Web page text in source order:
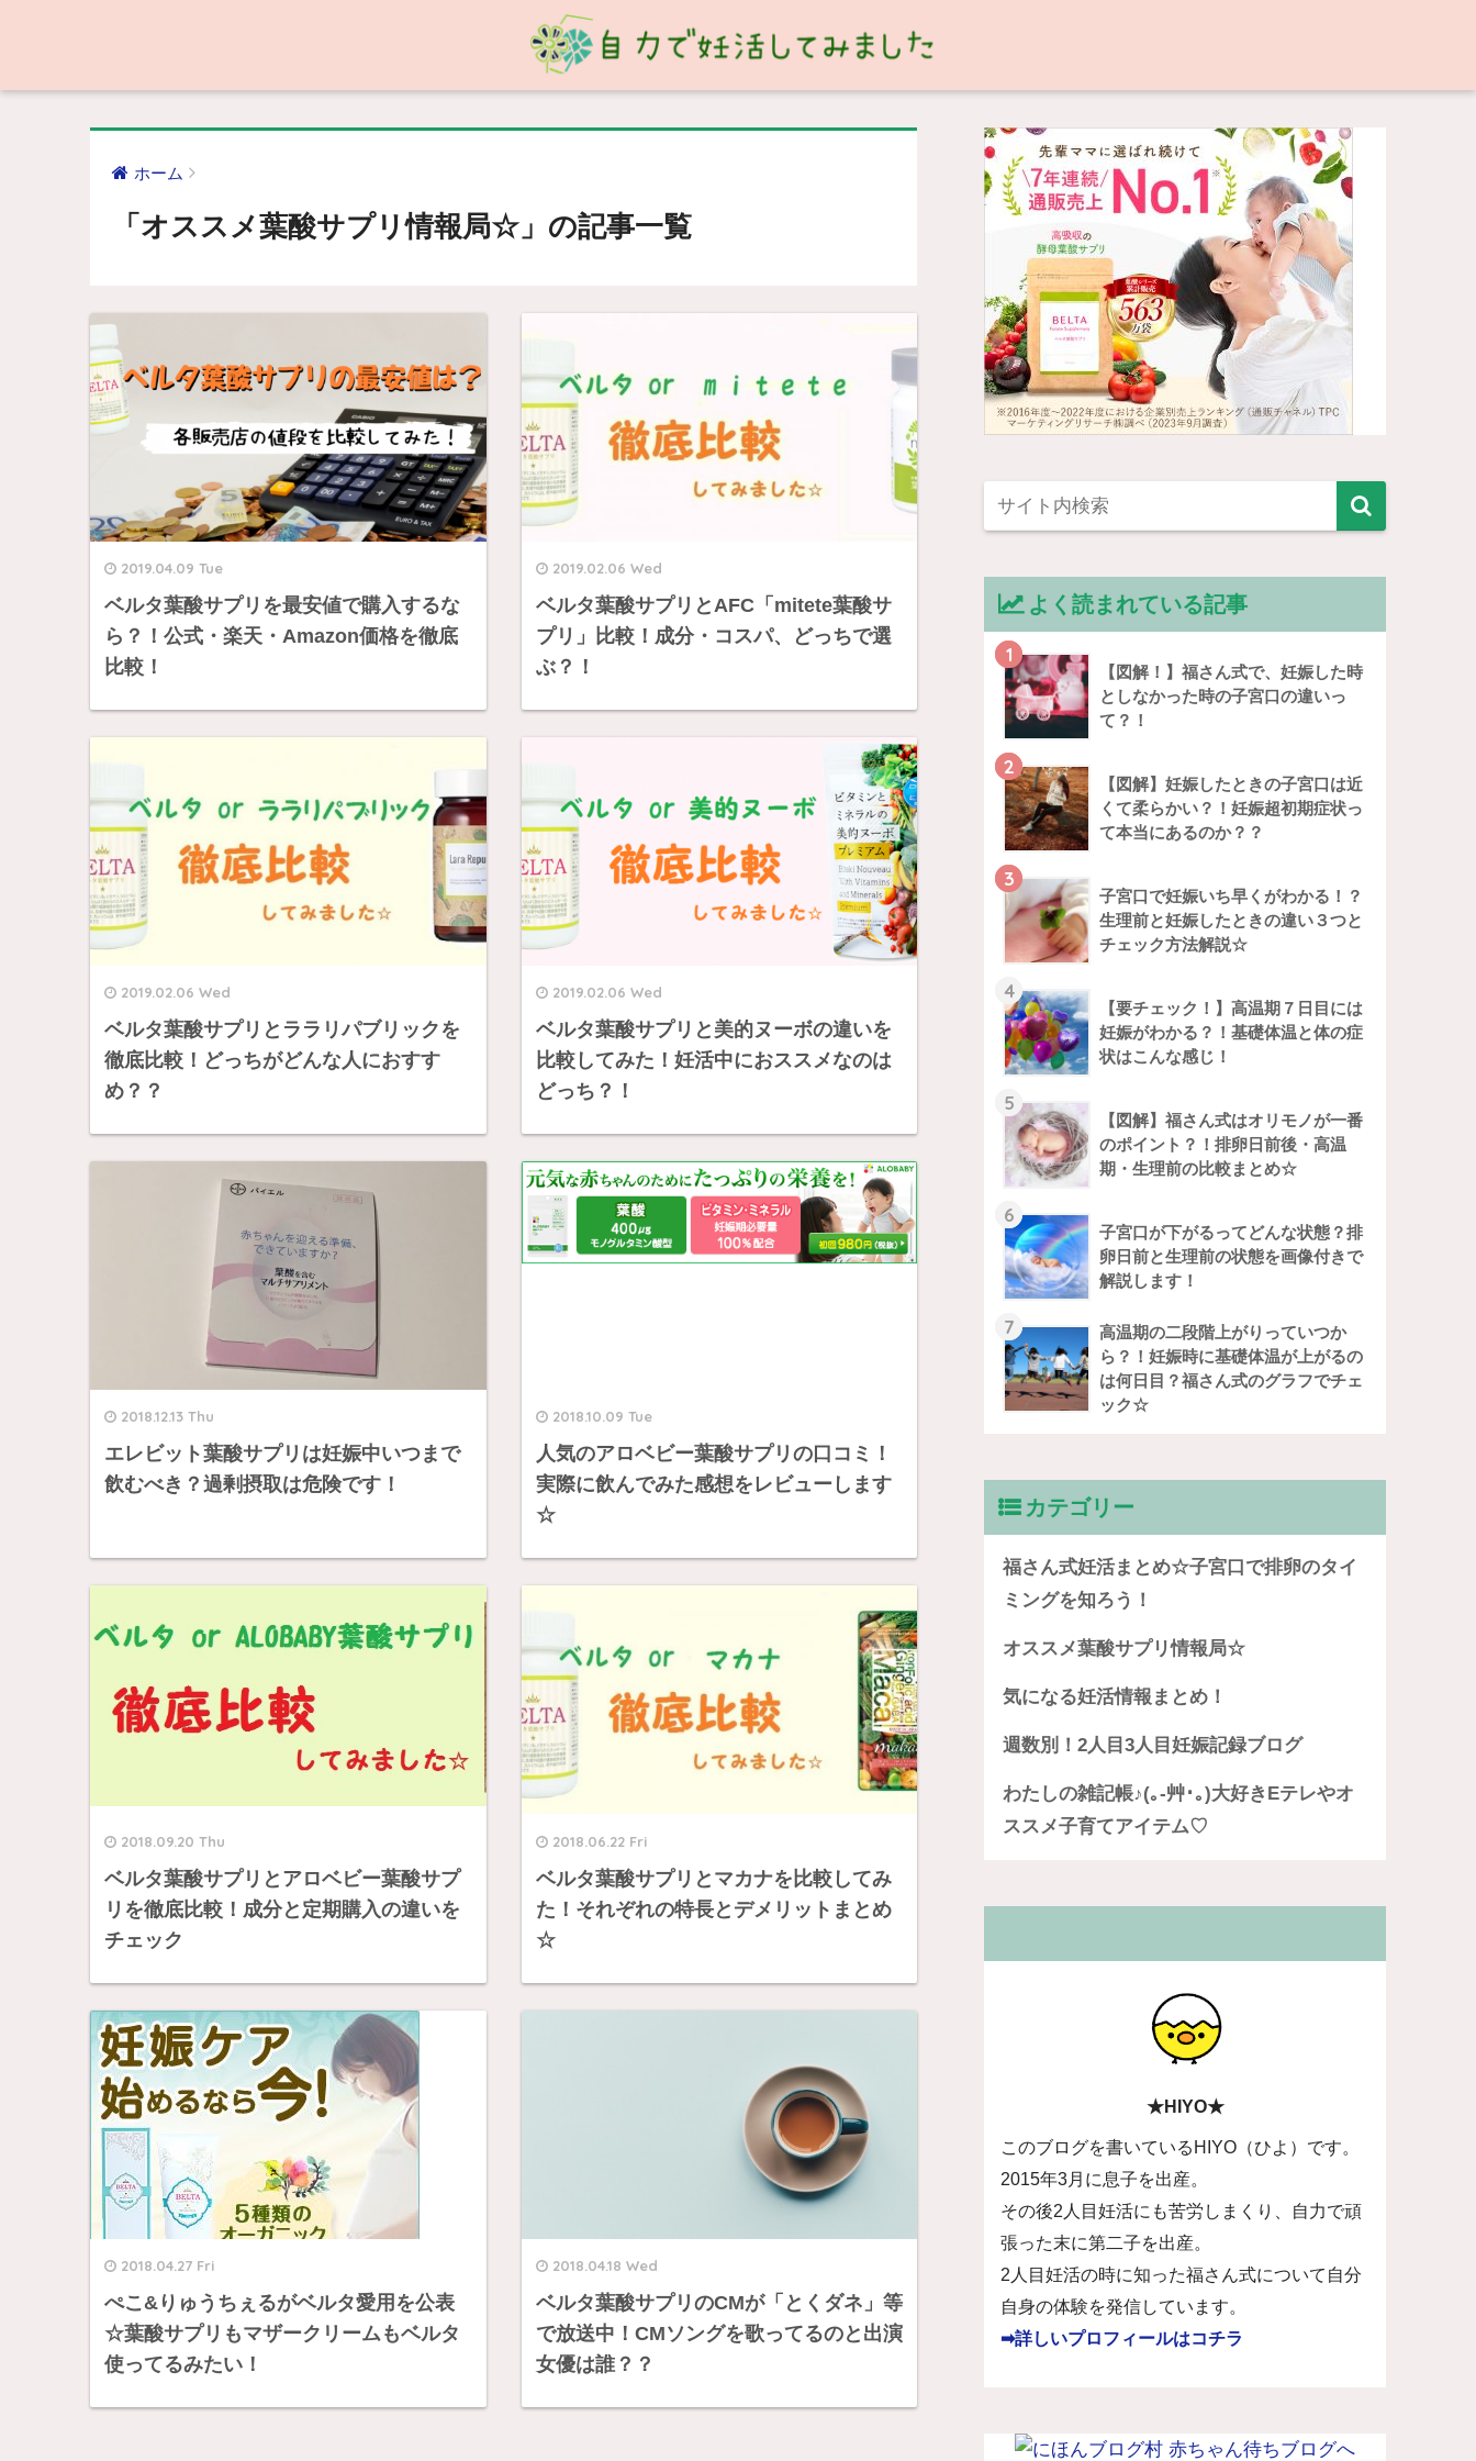
ホーム
「オススメ葉酸サプリ情報局☆」の記事一覧
2019.04.09 Tue
ベルタ葉酸サプリを最安値で購入するな
ら？！公式・楽天・Amazon価格を徹底
比較！
2019.02.06 Wed
ベルタ葉酸サプリとAFC「mitete葉酸サ
プリ」比較！成分・コスパ、どっちで選
ぶ？！
2019.02.06 Wed
ベルタ葉酸サプリとララリパブリックを
徹底比較！どっちがどんな人におすす
め？？
2019.02.06 Wed
ベルタ葉酸サプリと美的ヌーボの違いを
比較してみた！妊活中におススメなのは
どっち？！
2018.12.13 Thu
エレビット葉酸サプリは妊娠中いつまで
飲むべき？過剰摂取は危険です！
2018.10.09 Tue
人気のアロベビー葉酸サプリの口コミ！
実際に飲んでみた感想をレビューします
☆
2018.09.20 Thu
ベルタ葉酸サプリとアロベビー葉酸サプ
リを徹底比較！成分と定期購入の違いを
チェック
2018.06.22 Fri
ベルタ葉酸サプリとマカナを比較してみ
た！それぞれの特長とデメリットまとめ
☆
2018.04.27 Fri
ぺこ&りゅうちぇるがベルタ愛用を公表
☆葉酸サプリもマザークリームもベルタ
使ってるみたい！
2018.04.18 Wed
ベルタ葉酸サプリのCMが「とくダネ」等
で放送中！CMソングを歌ってるのと出演
女優は誰？？
よく読まれている記事
1
【図解！】福さん式で、妊娠した時
としなかった時の子宮口の違いっ
て？！
2
【図解】妊娠したときの子宮口は近
くて柔らかい？！妊娠超初期症状っ
て本当にあるのか？？
3
子宮口で妊娠いち早くがわかる！？
生理前と妊娠したときの違い３つと
チェック方法解説☆
4
【要チェック！】高温期７日目には
妊娠がわかる？！基礎体温と体の症
状はこんな感じ！
5
【図解】福さん式はオリモノが一番
のポイント？！排卵日前後・高温
期・生理前の比較まとめ☆
6
子宮口が下がるってどんな状態？排
卵日前と生理前の状態を画像付きで
解説します！
7
高温期の二段階上がりっていつか
ら？！妊娠時に基礎体温が上がるの
は何日目？福さん式のグラフでチェ
ック☆
カテゴリー
福さん式妊活まとめ☆子宮口で排卵のタイ
ミングを知ろう！
オススメ葉酸サプリ情報局☆
気になる妊活情報まとめ！
週数別！2人目3人目妊娠記録ブログ
わたしの雑記帳♪(｡-艸･｡)大好きEテレやオ
ススメ子育てアイテム♡
★HIYO★
このブログを書いているHIYO（ひよ）です。
2015年3月に息子を出産。
その後2人目妊活にも苦労しまくり、自力で頑
張った末に第二子を出産。
2人目妊活の時に知った福さん式について自分
自身の体験を発信しています。
➡詳しいプロフィールはコチラ